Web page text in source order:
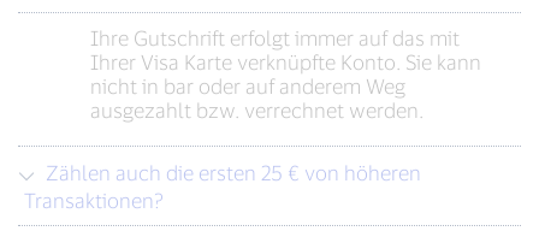
Ihre Gutschrift erfolgt immer auf das mit
Ihrer Visa Karte verknüpfte Konto. Sie kann
nicht in bar oder auf anderem Weg
ausgezahlt bzw. verrechnet werden.
Transaktionen?